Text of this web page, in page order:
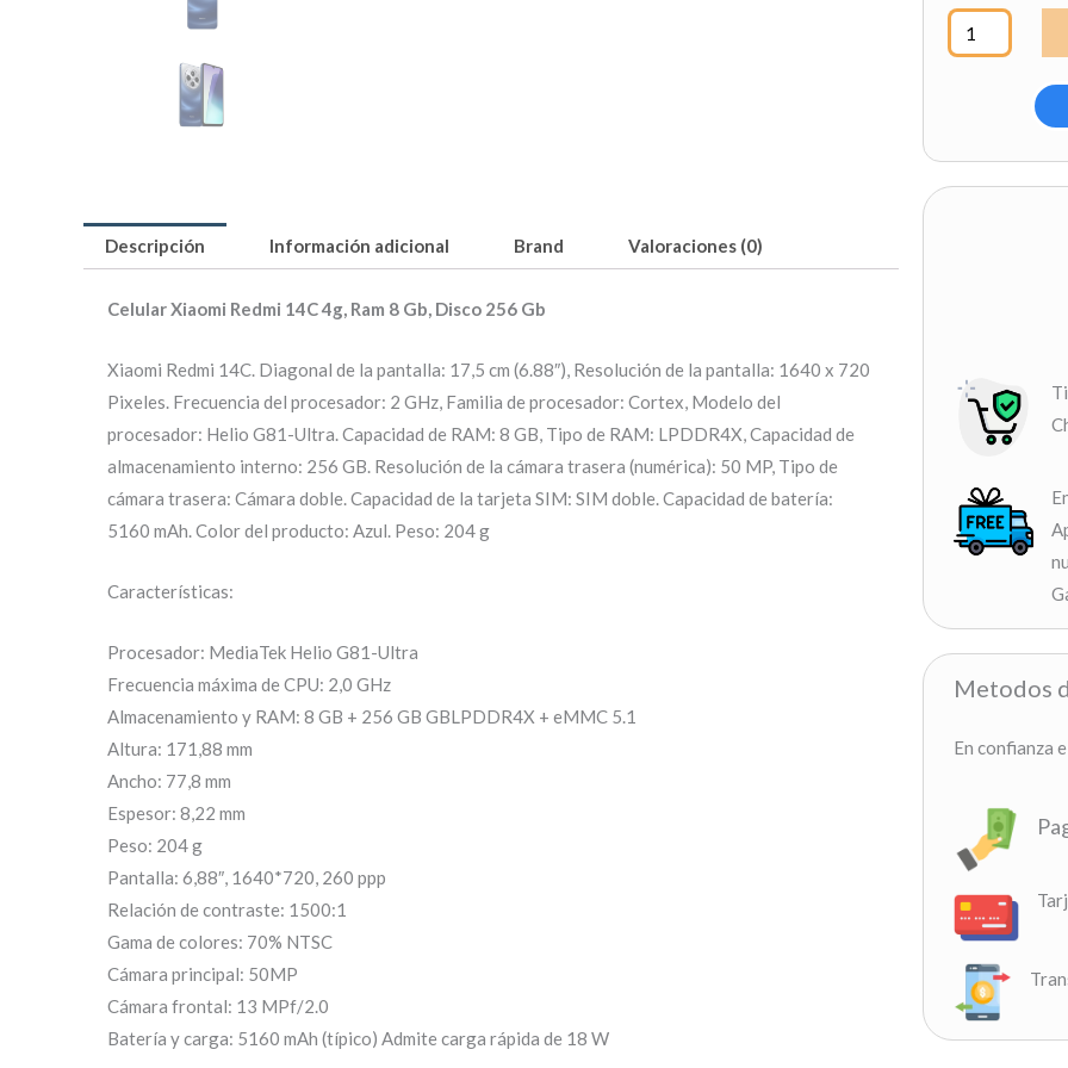
4g,
Ram
256
Descripción Información adicional Brand Valoraciones (0)
Celular Xiaomi Redmi 14C 4g, Ram 8 Gb, Disco 256 Gb
Xiaomi Redmi 14C. Diagonal de la pantalla: 17,5 cm (6.88″), Resolución de la pantalla: 1640 x 720
Pixeles. Frecuencia del procesador: 2 GHz, Familia de procesador: Cortex, Modelo del
procesador: Helio G81-Ultra. Capacidad de RAM: 8 GB, Tipo de RAM: LPDDR4X, Capacidad de
almacenamiento interno: 256 GB. Resolución de la cámara trasera (numérica): 50 MP, Tipo de
cámara trasera: Cámara doble. Capacidad de la tarjeta SIM: SIM doble. Capacidad de batería:
5160 mAh. Color del producto: Azul. Peso: 204 g
Características:
Procesador: MediaTek Helio G81-Ultra
Frecuencia máxima de CPU: 2,0 GHz
Almacenamiento y RAM: 8 GB + 256 GB GBLPDDR4X + eMMC 5.1
Altura: 171,88 mm
Ancho: 77,8 mm
Espesor: 8,22 mm
Peso: 204 g
Pantalla: 6,88″, 1640*720, 260 ppp
Relación de contraste: 1500:1
Gama de colores: 70% NTSC
Cámara principal: 50MP
Cámara frontal: 13 MPf/2.0
Batería y carga: 5160 mAh (típico) Admite carga rápida de 18 W
Metodos
En confianza